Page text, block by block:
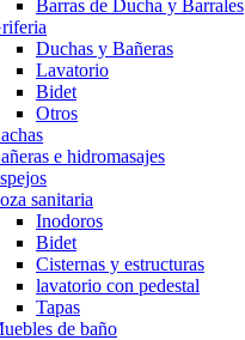
Barras de Ducha y Barrales
Duchas y Bañeras
Lavatorio
Bidet
Otros
e hidromasajes
sanitaria
Inodoros
Bidet
Cisternas y estructuras
lavatorio con pedestal
Tapas
de baño